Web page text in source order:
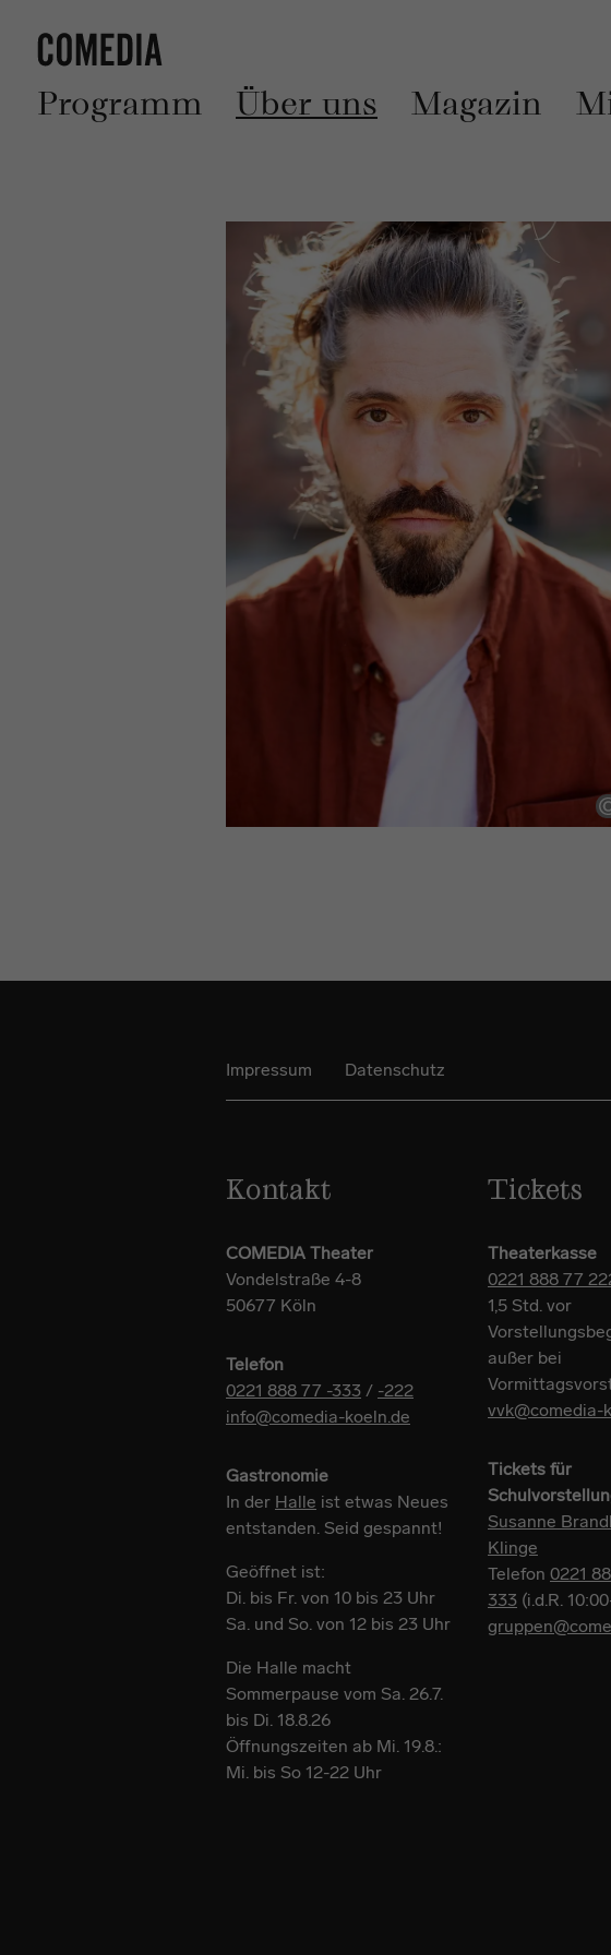
Programm Über uns Magazin
Impressum Datenschutz
Kontakt
COMEDIA Theater
Vondelstraße 4-8
50677 Köln
Telefon
0221 888 77 -333 / -222
info@comedia-koeln.de
Gastronomie
In der Halle ist etwas Neues
entstanden. Seid gespannt!
Geöffnet ist:
Di. bis Fr. von 10 bis 23 Uhr
Sa. und So. von 12 bis 23 Uhr
Die Halle macht
Sommerpause vom Sa. 26.7.
bis Di. 18.8.26
Öffnungszeiten ab Mi. 19.8.:
Mi. bis So 12-22 Uhr
Tickets
Theaterkasse
0221 888 77
1,5 Std. vor
außer bei
vvk@comedia-
Tickets für
Susanne
Klinge
Telefon 0221
333 (i.d.R.